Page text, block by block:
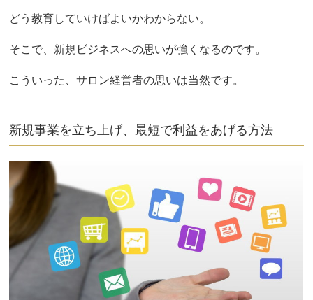
どう教育していけばよいかわからない。
そこで、新規ビジネスへの思いが強くなるのです。
こういった、サロン経営者の思いは当然です。
新規事業を立ち上げ、最短で利益をあげる方法